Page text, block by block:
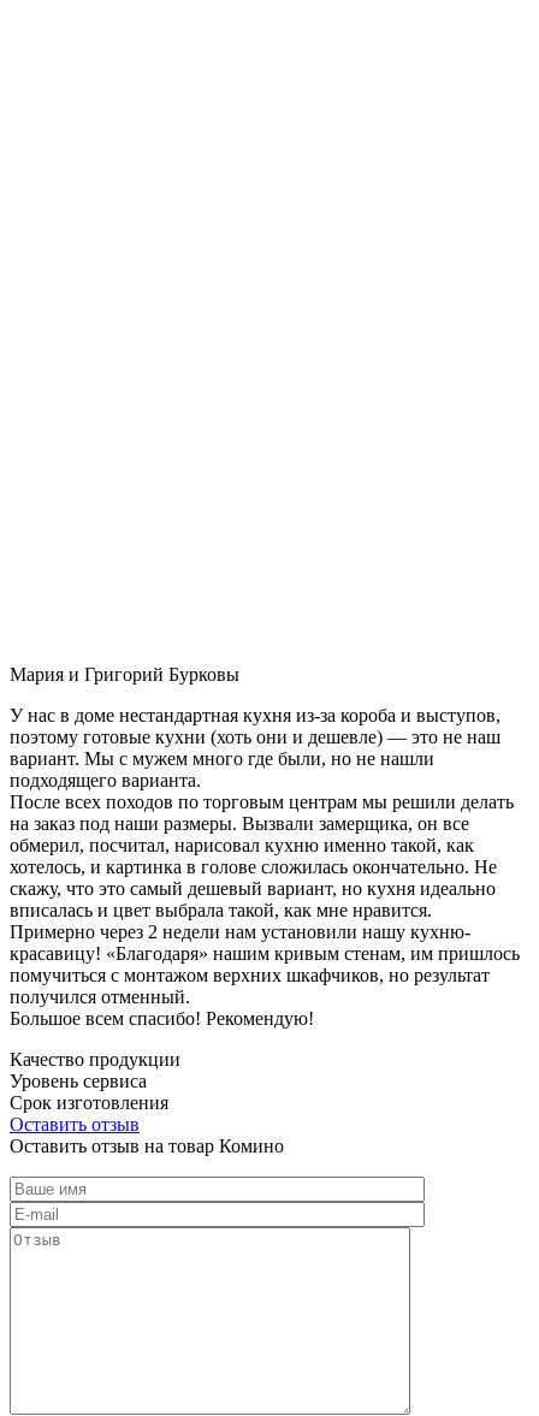
Мария и Григорий Бурковы
У нас в доме нестандартная кухня из-за короба и выступов,
поэтому готовые кухни (хоть они и дешевле) — это не наш
вариант. Мы с мужем много где были, но не нашли
подходящего варианта.
После всех походов по торговым центрам мы решили делать
на заказ под наши размеры. Вызвали замерщика, он все
обмерил, посчитал, нарисовал кухню именно такой, как
хотелось, и картинка в голове сложилась окончательно. Не
скажу, что это самый дешевый вариант, но кухня идеально
вписалась и цвет выбрала такой, как мне нравится.
Примерно через 2 недели нам установили нашу кухню-
красавицу! «Благодаря» нашим кривым стенам, им пришлось
помучиться с монтажом верхних шкафчиков, но результат
получился отменный.
Большое всем спасибо! Рекомендую!
Качество продукции
Уровень сервиса
Срок изготовления
Оставить отзыв
Оставить отзыв на товар Комино